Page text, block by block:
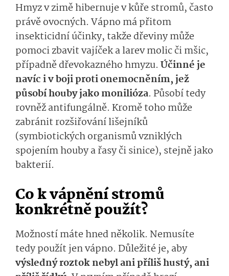
Hmyz v zimě hibernuje v kůře stromů, často
právě ovocných. Vápno má přitom
insekticidní účinky, takže dřeviny může
pomoci zbavit vajíček a larev molic či mšic,
případně dřevokazného hmyzu. Účinné je
navíc i v boji proti onemocněním, jež
působí houby jako monilióza. Působí tedy
rovněž antifungálně. Kromě toho může
zabránit rozšiřování lišejníků
(symbiotických organismů vzniklých
spojením houby a řasy či sinice), stejně jako
bakterií.
Co k vápnění stromů
konkrétně použít?
Možností máte hned několik. Nemusíte
tedy použít jen vápno. Důležité je, aby
výsledný roztok nebyl ani příliš hustý, ani